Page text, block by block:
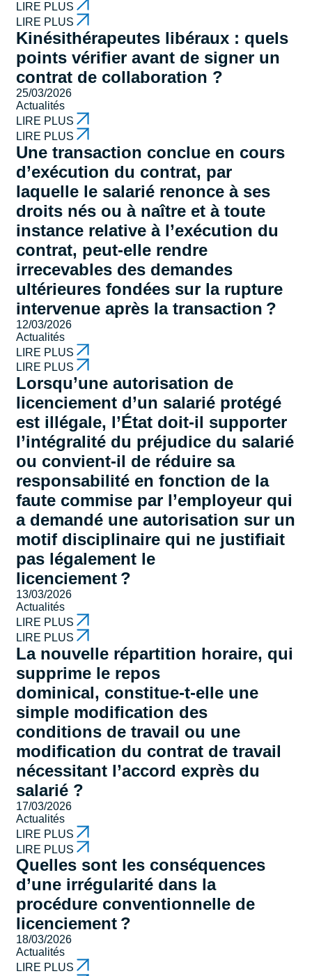
LIRE PLUS
LIRE PLUS
Kinésithérapeutes libéraux : quels
points vérifier avant de signer un
contrat de collaboration ?
25/03/2026
Actualités
LIRE PLUS
LIRE PLUS
Une transaction conclue en cours
d’exécution du contrat, par
laquelle le salarié renonce à ses
droits nés ou à naître et à toute
instance relative à l’exécution du
contrat, peut-elle rendre
irrecevables des demandes
ultérieures fondées sur la rupture
intervenue après la transaction ?
12/03/2026
Actualités
LIRE PLUS
LIRE PLUS
Lorsqu’une autorisation de
licenciement d’un salarié protégé
est illégale, l’État doit-il supporter
l’intégralité du préjudice du salarié
ou convient-il de réduire sa
responsabilité en fonction de la
faute commise par l’employeur qui
a demandé une autorisation sur un
motif disciplinaire qui ne justifiait
pas légalement le
licenciement ?
13/03/2026
Actualités
LIRE PLUS
LIRE PLUS
La nouvelle répartition horaire, qui
supprime le repos
dominical, constitue-t-elle une
simple modification des
conditions de travail ou une
modification du contrat de travail
nécessitant l’accord exprès du
salarié ?
17/03/2026
Actualités
LIRE PLUS
LIRE PLUS
Quelles sont les conséquences
d’une irrégularité dans la
procédure conventionnelle de
licenciement ?
18/03/2026
Actualités
LIRE PLUS